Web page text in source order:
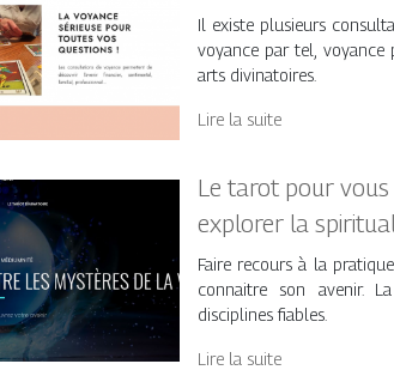
Il existe plusieurs
voyance par tel, voyance
arts divinatoires.
Lire la suite
Le tarot pour
explorer la
Faire recours à la
connaitre son avenir.
disciplines fiables.
Lire la suite